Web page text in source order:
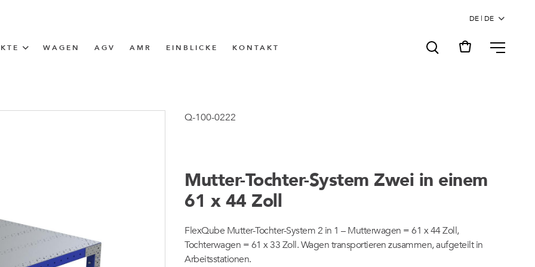
(I-Frame)
WAGEN AGV AMR EINBLICKE KONTAKT MENU
Q-100-0222
Mutter-Tochter-System Zwei in einem
61 x 44 Zoll
FlexQube Mutter-Tochter-System 2 in 1 – Mutterwagen = 61 x 44 Zoll,
Tochterwagen = 61 x 33 Zoll. Wagen transportieren zusammen, aufgeteilt in
Arbeitsstationen.